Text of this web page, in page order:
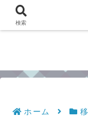
フィリピン・
ホーム
検索